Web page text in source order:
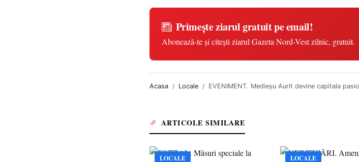
Primește ziarul gratuit pe email!
Abonează-te și citești ziarul Gazeta Nord-Vest zilnic, gratuit.
Acasa Locale EVENIMENT. Medieșu Aurit devine capitala
ARTICOLE SIMILARE
LOCALE LOCALE